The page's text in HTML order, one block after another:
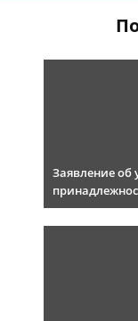
Заявление об